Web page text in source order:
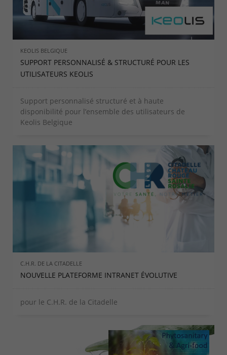
KEOLIS BELGIQUE
SUPPORT PERSONNALISÉ & STRUCTURÉ POUR LES
UTILISATEURS KEOLIS
Support personnalisé structuré et à haute
disponibilité pour l’ensemble des utilisateurs de
Keolis Belgique
C.H.R. DE LA CITADELLE
NOUVELLE PLATEFORME INTRANET ÉVOLUTIVE
pour le C.H.R. de la Citadelle